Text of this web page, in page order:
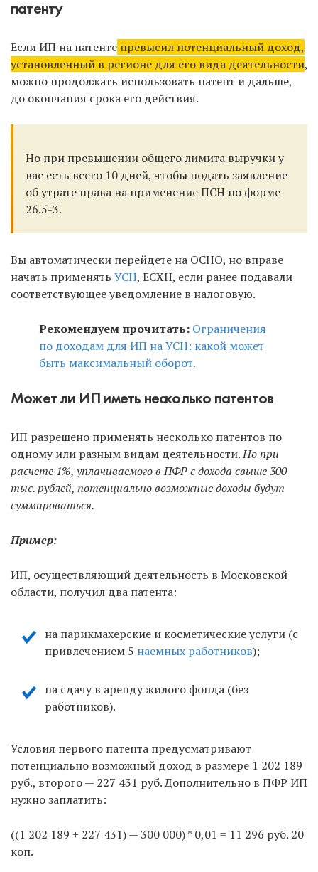
патенту
Если ИП на патенте превысил потенциальный доход,
установленный в регионе для его вида деятельности,
можно продолжать использовать патент и дальше,
до окончания срока его действия.
Но при превышении общего лимита выручки у
вас есть всего 10 дней, чтобы подать заявление
об утрате права на применение ПСН по форме
26.5-3.
Вы автоматически перейдете на ОСНО, но вправе
начать применять УСН, ЕСХН, если ранее подавали
соответствующее уведомление в налоговую.
Рекомендуем прочитать: Ограничения
по доходам для ИП на УСН: какой может
быть максимальный оборот.
Может ли ИП иметь несколько патентов
ИП разрешено применять несколько патентов по
одному или разным видам деятельности.Но при
расчете 1%, уплачиваемого в ПФР с дохода свыше 300
тыс. рублей, потенциально возможные доходы будут
суммироваться.
Пример:
ИП, осуществляющий деятельность в Московской
области, получил два патента:
на парикмахерские и косметические услуги (с
привлечением 5 наемных работников);
на сдачу в аренду жилого фонда (без
работников).
Условия первого патента предусматривают
потенциально возможный доход в размере 1 202 189
руб., второго — 227 431 руб. Дополнительно в ПФР ИП
нужно заплатить:
((1 202 189 + 227 431) — 300 000) * 0,01 = 11 296 руб. 20
коп.